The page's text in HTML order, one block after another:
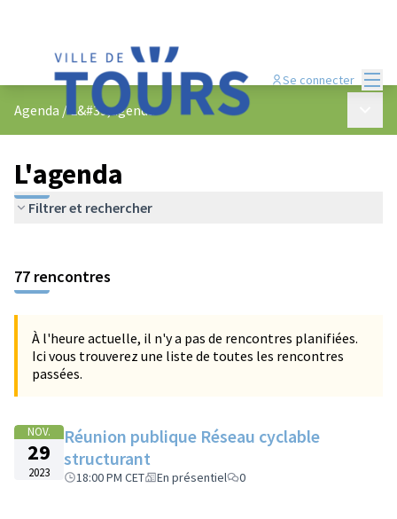
Se connecter
Agenda /L&#39;agenda
L'agenda
Filtrer et rechercher
+
−
77 rencontres
À l'heure actuelle, il n'y a pas de rencontres planifiées.
Ici vous trouverez une liste de toutes les rencontres
passées.
NOV.
29
2023
Réunion publique Réseau cyclable
structurant
18:00 PM CET En présentiel 0